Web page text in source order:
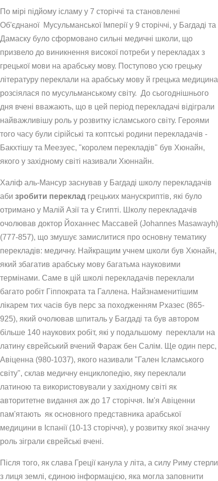
По мірі підйому ісламу у 7 сторіччі та становленні
Об'єднаної Мусульманської Імперії у 9 сторіччі, у Багдаді та
Дамаску було сформовано сильні медичні школи, що
призвело до виникнення високої потреби у перекладах з
грецької мови на арабську мову. Поступово усю грецьку
літературу переклали на арабську мову й грецька медицина
розсіялася по мусульманському світу. До сьогоднішнього
дня вчені вважають, що в цей період перекладачі відіграли
найважливішу роль у розвитку ісламського світу. Героями
того часу були сірійські та коптські родини перекладачів -
Бакхтішу та Меезуес, "королем перекладів" був Хюнайн,
якого у західному світі називали Хюннайн.
Халіф аль-Мансур заснував у Багдаді школу перекладачів
аби зробити переклад грецьких манускриптів, які було
отримано у Малій Азії та у Єгипті. Школу перекладачів
очолював доктор Йоханнес Массавей (Johannes Masawayh)
(777-857), що змушує замислитися про основну тематику
перекладів: медичну. Найкращим учнем школи був Хюнайн,
який збагатив арабську мову багатьма науковими
термінами. Саме в цій школі перекладачів переклали
багато робіт Гіппократа та Галлена. Найзнаменитішим
лікарем тих часів був перс за походженням Рхазес (865-
925), який очолював шпиталь у Багдаді та був автором
більше 140 наукових робіт, які у подальшому переклали на
латину єврейський вчений Фараж бен Салім. Ще один перс,
Авіценна (980-1037), якого називали "Гален Ісламського
світу", склав медичну енциклопедію, яку переклали
латиною та використовували у західному світі як
авторитетне видання аж до 17 сторіччя. Ім'я Авіценни
пам'ятають як основного представника арабської
медицини в Іспанії (10-13 сторіччя), у розвитку якої значну
роль зіграли єврейські вчені.
Після того, як слава Греції канула у літа, а силу Риму стерли
з лиця землі, єдиною інформацією, яка могла заповнити